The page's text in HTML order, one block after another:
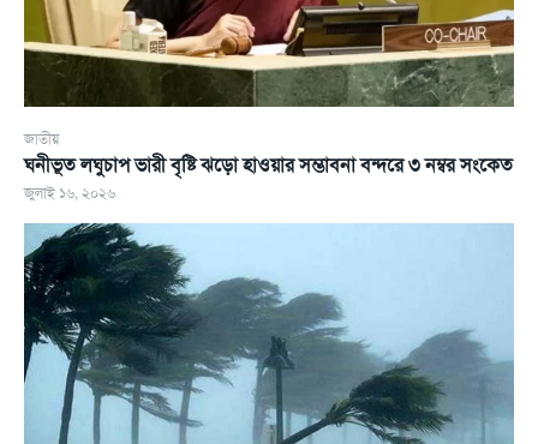
জাতীয়
ঘনীভূত লঘুচাপ ভারী বৃষ্টি ঝড়ো হাওয়ার সম্ভাবনা বন্দরে ৩ নম্বর সংকেত
জুলাই ১৬, ২০২৬